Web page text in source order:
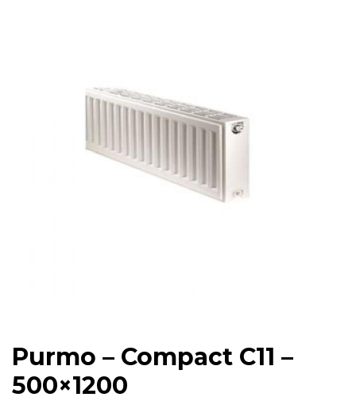
Purmo – Compact C11 –
500×1200